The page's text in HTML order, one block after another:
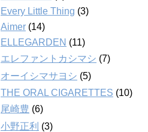
Every Little Thing (3)
Aimer (14)
ELLEGARDEN (11)
エレファントカシマシ (7)
オーイシマサヨシ (5)
THE ORAL CIGARETTES (10)
尾崎豊 (6)
小野正利 (3)